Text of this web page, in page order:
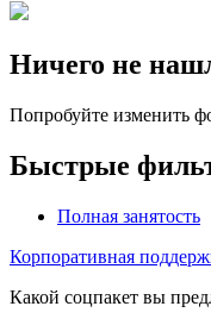
Ничего не
Попробуйте изменить
Быстрые
Полная занятость
Корпоративная
Какой соцпакет вы